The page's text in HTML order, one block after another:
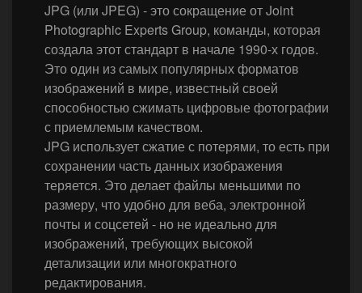
JPG (или JPEG) - это сокращение от Joint
Photographic Experts Group, команды, которая
создала этот стандарт в начале 1990-х годов.
Это один из самых популярных форматов
изображений в мире, известный своей
способностью сжимать цифровые фотографии
с приемлемым качеством.
JPG использует сжатие с потерями, то есть при
сохранении часть данных изображения
теряется. Это делает файлы меньшими по
размеру, что удобно для веба, электронной
почты и соцсетей - но не идеально для
изображений, требующих высокой
детализации или многократного
редактирования.